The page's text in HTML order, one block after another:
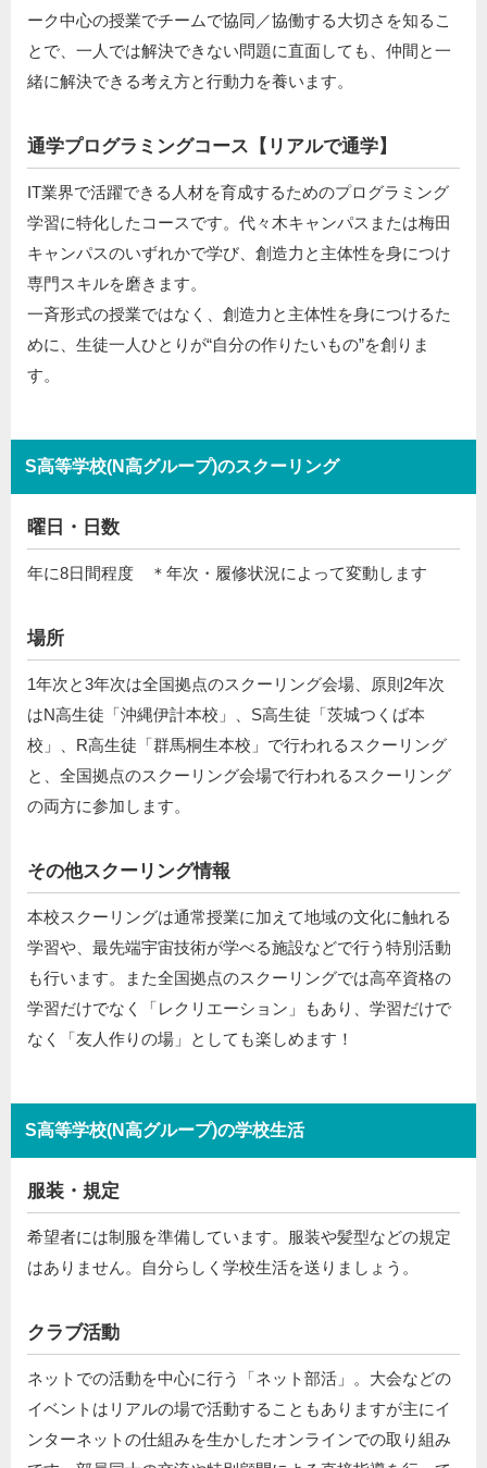
ーク中心の授業でチームで協同／協働する大切さを知るこ
とで、一人では解決できない問題に直面しても、仲間と一
緒に解決できる考え方と行動力を養います。
通学プログラミングコース【リアルで通学】
IT業界で活躍できる人材を育成するためのプログラミング
学習に特化したコースです。代々木キャンパスまたは梅田
キャンパスのいずれかで学び、創造力と主体性を身につけ
専門スキルを磨きます。
一斉形式の授業ではなく、創造力と主体性を身につけるた
めに、生徒一人ひとりが“自分の作りたいもの”を創りま
す。
S高等学校(N高グループ)のスクーリング
曜日・日数
年に8日間程度 ＊年次・履修状況によって変動します
場所
1年次と3年次は全国拠点のスクーリング会場、原則2年次
はN高生徒「沖縄伊計本校」、S高生徒「茨城つくば本
校」、R高生徒「群馬桐生本校」で行われるスクーリング
と、全国拠点のスクーリング会場で⾏われるスクーリング
の両⽅に参加します。
その他スクーリング情報
本校スクーリングは通常授業に加えて地域の文化に触れる
学習や、最先端宇宙技術が学べる施設などで行う特別活動
も行います。また全国拠点のスクーリングでは高卒資格の
学習だけでなく「レクリエーション」もあり、学習だけで
なく「友人作りの場」としても楽しめます！
S高等学校(N高グループ)の学校生活
服装・規定
希望者には制服を準備しています。服装や髪型などの規定
はありません。自分らしく学校生活を送りましょう。
クラブ活動
ネットでの活動を中心に行う「ネット部活」。大会などの
イベントはリアルの場で活動することもありますが主にイ
ンターネットの仕組みを生かしたオンラインでの取り組み